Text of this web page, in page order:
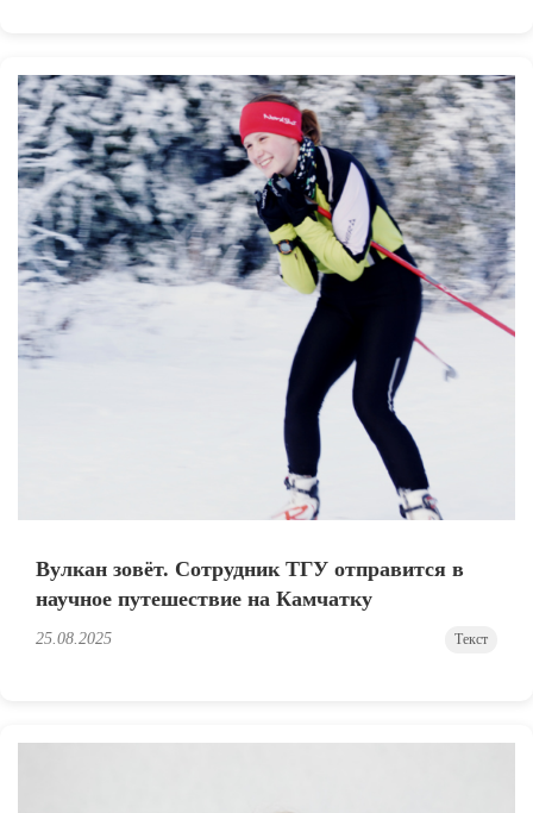
Вулкан зовёт. Сотрудник ТГУ отправится в
научное путешествие на Камчатку
25.08.2025 Текст